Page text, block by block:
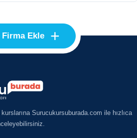
Firma Ekle +
Surucukursuburada.com ile hızlıca